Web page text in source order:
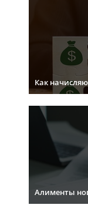
Как
Алименты